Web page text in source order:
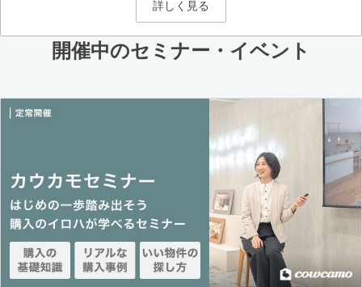
詳しく見る
開催中のセミナー・イベント